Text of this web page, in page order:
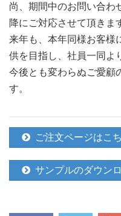
尚、期間中のお問い合わ
降にご対応させて頂きま
来年も、本年同様お客様
供を目指し、社員一同よ
今後とも変わらぬご愛顧
す。
ご注文ページはこ
サンプルのダウン